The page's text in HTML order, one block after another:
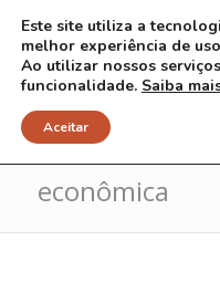
Arquivo para
econômica
Este site utiliza a
melhor experiência de
Ao utilizar nossos
funcionalidade. Saiba
Aceitar